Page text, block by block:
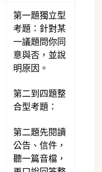
第一題獨立型
考題：針對某
一議題問你同
意與否，並說
明原因。
第二到四題整
合型考題：
第二題先閱讀
公告、信件，
聽一篇音檔，